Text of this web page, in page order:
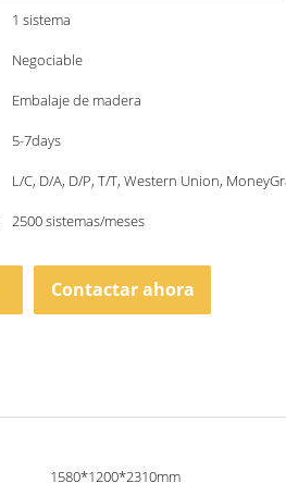
1 sistema
Negociable
Embalaje de madera
5-7days
L/C, D/A, D/P, T/T, Western Union,
2500 sistemas/meses
Contactar ahora
1580*1200*2310mm